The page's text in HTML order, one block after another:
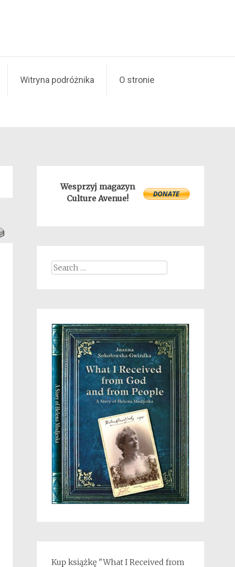
Witryna podróżnika O stronie
Wesprzyj magazyn
Culture Avenue!
Search
Kup książkę "What I Received from